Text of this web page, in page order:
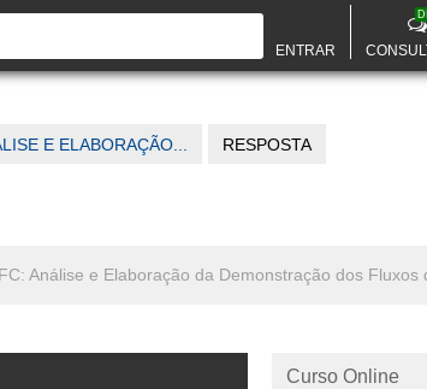
ENTRAR
E ELABORAÇÃO... RESPOSTA
Análise e Elaboração da Demonstração dos Fluxos
Curso Online